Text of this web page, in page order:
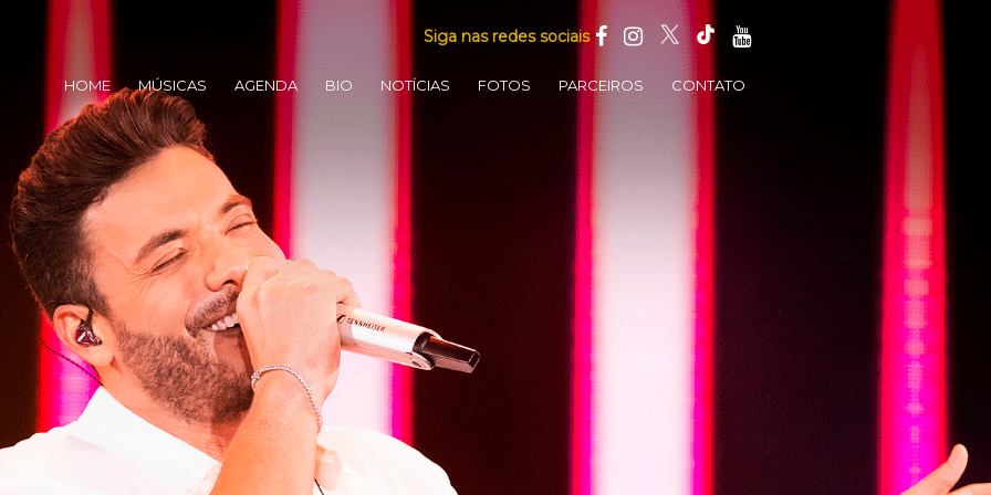
Siga nas redes sociais
HOME MÚSICAS AGENDA BIO NOTÍCIAS FOTOS PARCEIROS CONTATO